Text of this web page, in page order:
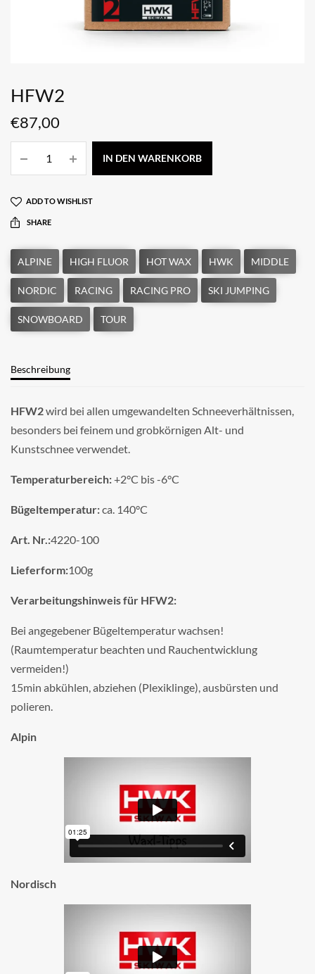
HFW2
€87,00
IN DEN WARENKORB
ADD TO WISHLIST
SHARE
Beschreibung
HFW2wird bei allen umgewandelten Schneeverhältnissen,
besonders bei feinem und grobkörnigen Alt- und
Kunstschnee verwendet.
Temperaturbereich:+2°C bis -6°C
Bügeltemperatur:ca. 140°C
Art. Nr.:4220-100
Lieferform:100g
Verarbeitungshinweis für HFW2:
Bei angegebener Bügeltemperatur wachsen!
(Raumtemperatur beachten und Rauchentwicklung
vermeiden!)
15min abkühlen, abziehen (Plexiklinge), ausbürsten und
polieren.
Alpin
Nordisch